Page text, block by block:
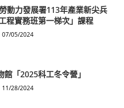
動力發展署113年產業新尖兵
程實務班第一梯次」課程
07/05/2024
「2025科工冬令營」
11/28/2024